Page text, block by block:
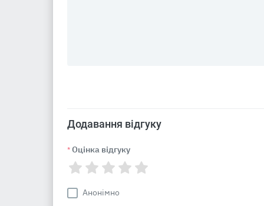
Додавання відгуку
* Оцінка відгуку
Анонімно